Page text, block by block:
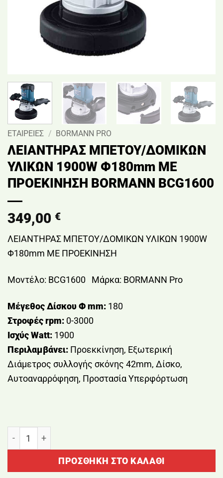
ΕΤΑΙΡΕΙΕΣ / BORMANN PRO
ΛΕΙΑΝΤΗΡΑΣ ΜΠΕΤΟΥ/ΔΟΜΙΚΩΝ
ΥΛΙΚΩΝ 1900W Φ180mm ΜΕ
ΠΡΟΕΚΙΝΗΣΗ BORMANN BCG1600
349,00 €
ΛΕΙΑΝΤΗΡΑΣ ΜΠΕΤΟΥ/ΔΟΜΙΚΩΝ ΥΛΙΚΩΝ 1900W
Φ180mm ΜΕ ΠΡΟΕΚΙΝΗΣΗ
Μοντέλο: BCG1600 Μάρκα: BORMANN Pro
Μέγεθος Δίσκου Φ mm: 180
Στροφές rpm: 0-3000
Ισχύς Watt: 1900
Περιλαμβάνει: Προεκκίνηση, Εξωτερική
Διάμετρος συλλογής σκόνης 42mm, Δίσκο,
Αυτοαναρρόφηση, Προστασία Υπερφόρτωση
ΠΡΟΣΘΉΚΗ ΣΤΟ ΚΑΛΆΘΙ